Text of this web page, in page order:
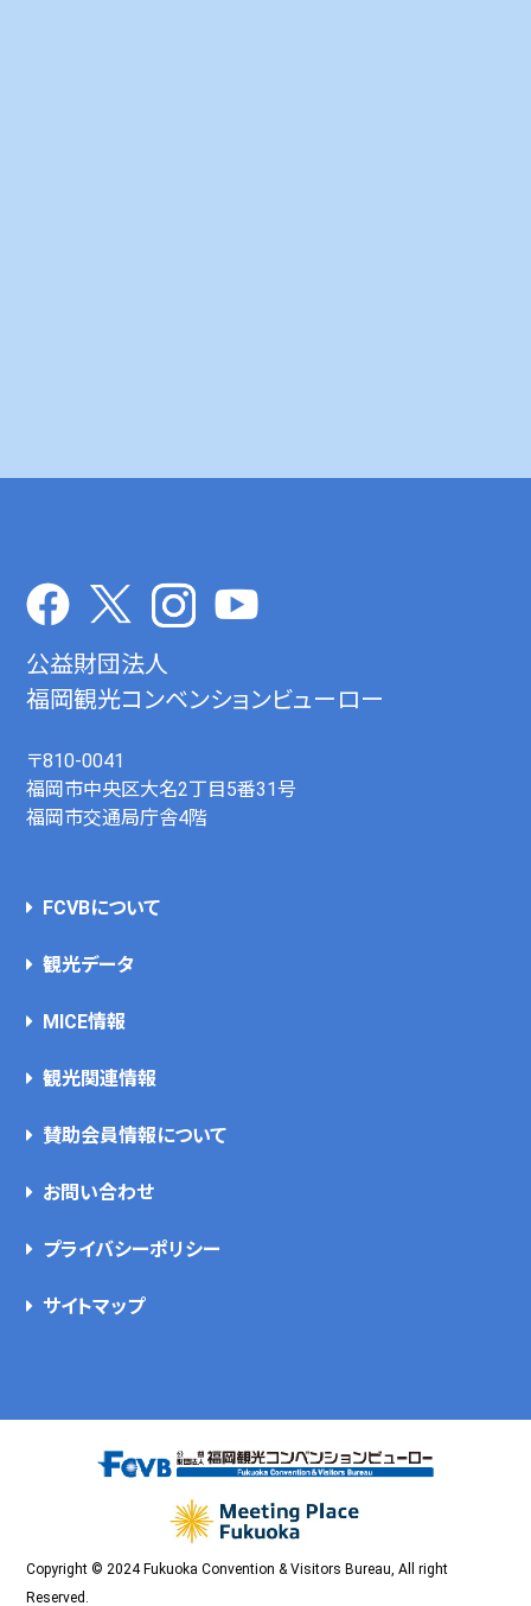
公益財団法人
福岡観光コンベンションビューロー
〒810-0041
福岡市中央区大名2丁目5番31号
福岡市交通局庁舎4階
FCVBについて
観光データ
MICE情報
観光関連情報
賛助会員情報について
お問い合わせ
プライバシーポリシー
サイトマップ
Copyright © 2024 Fukuoka Convention & Visitors Bureau, All right
Reserved.